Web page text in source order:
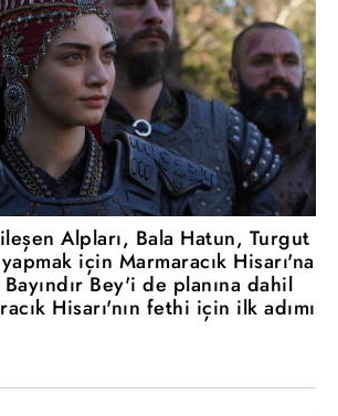
Alpları, Bala Hatun, Turgut
için Marmaracık Hisarı'na
Bey'i de planına dahil
Hisarı'nın fethi için ilk adımı